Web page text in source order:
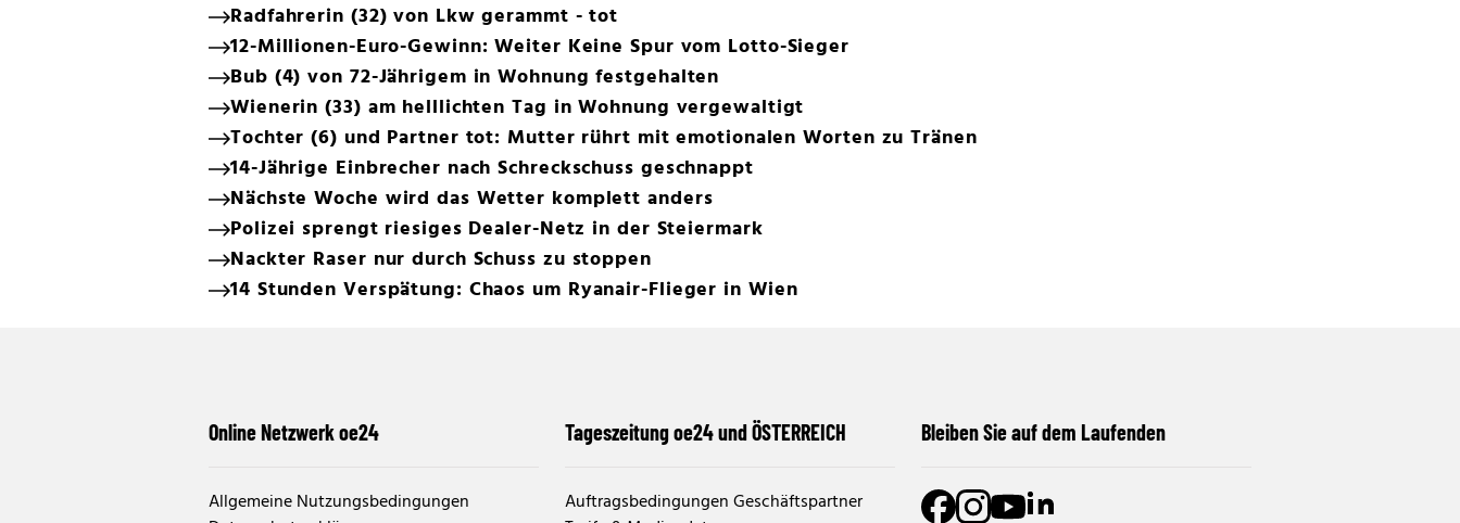
Radfahrerin (32) von Lkw gerammt - tot
12-Millionen-Euro-Gewinn: Weiter Keine Spur vom Lotto-Sieger
Bub (4) von 72-Jährigem in Wohnung festgehalten
Wienerin (33) am helllichten Tag in Wohnung vergewaltigt
Tochter (6) und Partner tot: Mutter rührt mit emotionalen Worten zu Tränen
14-Jährige Einbrecher nach Schreckschuss geschnappt
Nächste Woche wird das Wetter komplett anders
Polizei sprengt riesiges Dealer-Netz in der Steiermark
Nackter Raser nur durch Schuss zu stoppen
14 Stunden Verspätung: Chaos um Ryanair-Flieger in Wien
Online Netzwerk oe24
Allgemeine Nutzungsbedingungen
Tageszeitung oe24 und ÖSTERREICH
Auftragsbedingungen Geschäftspartner
Bleiben Sie auf dem Laufenden